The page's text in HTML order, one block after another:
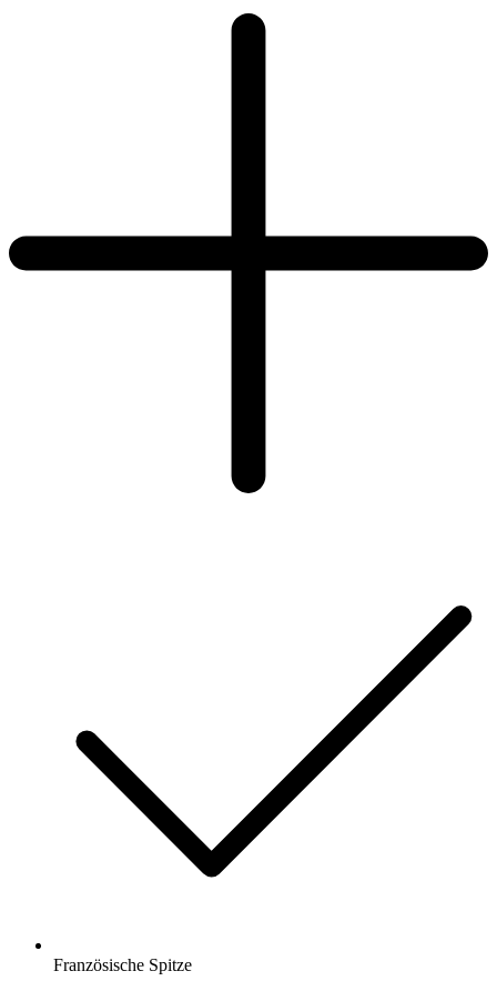
Französische Spitze